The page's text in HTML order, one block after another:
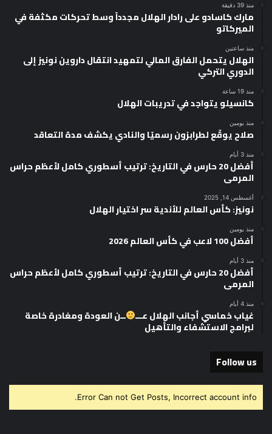
منذ 39 دقيقة
مارك كاسادو على رادار الهلال مجدداً وسط تحركات مكثفة في
الميركاتو
منذ ساعتين
الهلال يتحمل الفارق المالي لتمهيد انتقال داروين نونيز إلى
الدوري التركي
منذ 19 ساعة
كانسيلو يتواجد في تدريبات الهلال
منذ يومين
صلاح يوقّع لطرابزون رسميًا والنادي يكشف مدة التعاقد
منذ 3 أيام
أفضل 20 حارس في التاريخ: ترتيب أسطوري كامل لأعظم حراس
المرمى
أغسطس 14, 2025
نونيز: كأس العالم للأندية سر اختيار الهلال
منذ يومين
أفضل 100 لاعب في كأس العالم 2026
منذ 3 أيام
أفضل 20 حارس في التاريخ: ترتيب أسطوري كامل لأعظم حراس
المرمى
منذ 4 أيام
غياب خماسي أجانب الهلال عـــ ــن العودة ومغادرة خاصة
لبرامج الاستشفاء والتأهيل
Follow us
Error Can not Get Posts, Incorrect account info.